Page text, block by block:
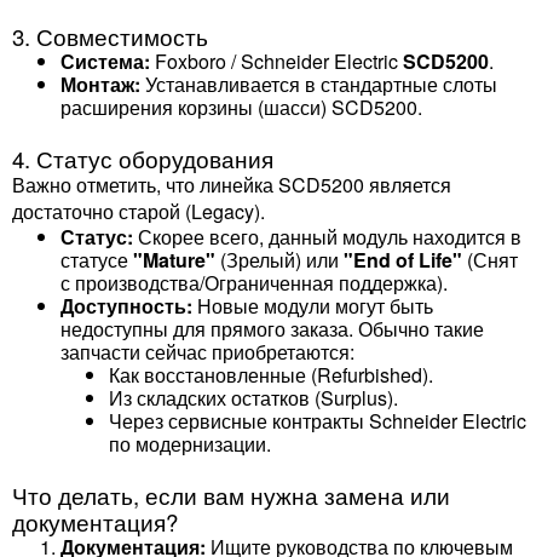
3. Совместимость
Система: Foxboro / Schneider ElectricSCD5200.
Монтаж: Устанавливается в стандартные слоты
расширения корзины (шасси) SCD5200.
4. Статус оборудования
Важно отметить, что линейка SCD5200 является
достаточно старой (Legacy).
Статус: Скорее всего, данный модуль находится в
статусе"Mature" (Зрелый) или "End of Life" (Снят
с производства/Ограниченная поддержка).
Доступность: Новые модули могут быть
недоступны для прямого заказа. Обычно такие
запчасти сейчас приобретаются:
Как восстановленные (Refurbished).
Из складских остатков (Surplus).
Через сервисные контракты Schneider Electric
по модернизации.
Что делать, если вам нужна замена или
документация?
Документация: Ищите руководства по ключевым